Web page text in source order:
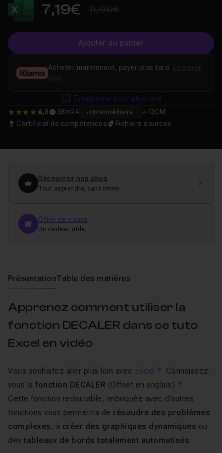
7,19€ 11,99€
Ajouter au panier
4.75 4,8 38m24 Intermédiaire
QCM
Certificat de compétences
Fichiers sources
Acheter maintenant, payer plus tard.
plus
Enregistrer pour plus tard
Découvrez nos abos
Tout apprendre, sans limite
Offrir ce cours
Un cadeau utile.
PrésentationTable des matières
Apprenez comment utiliser la
fonction DECALER dans ce tuto
Excel en vidéo
Vous souhaitez aller plus loin avec Excel ? Connaissez-
vous la fonction DECALER (Offset en anglais) ?
Cette fonction redoutable, imbriquée avec d'autres
fonctions vous permettra de résoudre des problèmes
complexes , à créer des graphiques dynamiques ou
des tableaux de bords totalement automatisés.